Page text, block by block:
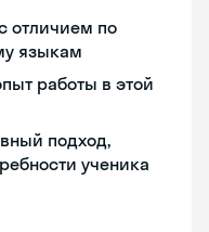
отличием по
языкам
работы в этой
подход,
ученика